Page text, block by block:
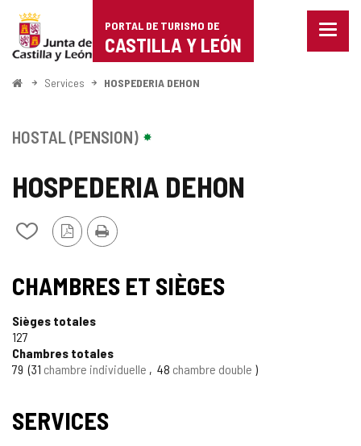
Portal
de
Turismo
Castilla
León
PORTAL DE TURISMO DE
CASTILLA Y LEÓN
Menu
<
Services HOSPEDERIA DEHON
HOSPEDERIA DEHON
Ajouter/retirer
de
cahiers
Version
PDF
Imprimer
HOSTAL (PENSION)
CHAMBRES ET SIÈGES
Sièges totales
127
Chambres totales
79 31 chambre individuelle 48 chambre double
SERVICES